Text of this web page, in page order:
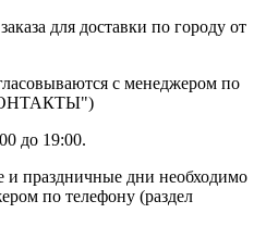
для доставки по городу от
с менеджером по
до 19:00.
и праздничные дни необходимо
по телефону (раздел